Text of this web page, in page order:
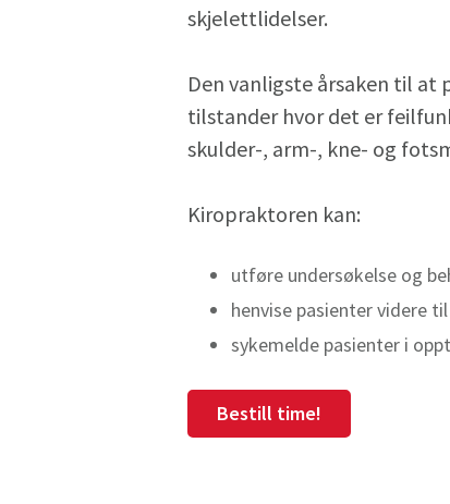
skjelettlidelser.
Den vanligste årsaken til
tilstander hvor det er
skulder-, arm-, kne- og
Kiropraktoren kan:
utføre undersøkelse og
henvise pasienter videre
sykemelde pasienter i
Bestill time!